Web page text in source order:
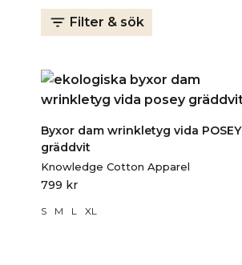
Filter & sök
Byxor dam wrinkletyg vida POSEY
gräddvit
Knowledge Cotton Apparel
799 kr
S M L XL